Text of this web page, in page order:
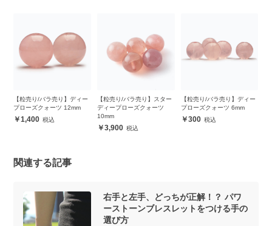
【粒売り/バラ売り】ディー
プローズクォーツ 12mm
1,400
【粒売り/バラ売り】スター
ディープローズクォーツ
10mm
3,900
【粒売り/バラ売り】ディー
プローズクォーツ 6mm
300
関連する記事
右手と左手、どっちが正解！？ パワ
ーストーンブレスレットをつける手の
選び方